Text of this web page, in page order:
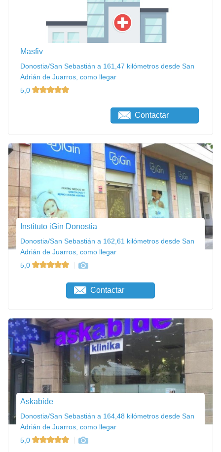
Masfiv
Donostia/San Sebastián a 161,47 kilómetros desde San
Adrián de Juarros, como llegar
5,0
Contactar
Instituto iGin Donostia
Donostia/San Sebastián a 162,61 kilómetros desde San
Adrián de Juarros, como llegar
5,0
Contactar
Askabide
Donostia/San Sebastián a 164,48 kilómetros desde San
Adrián de Juarros, como llegar
5,0